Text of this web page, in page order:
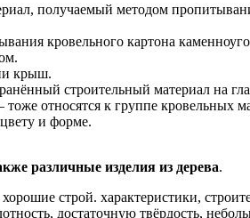
получаемый методом
кровельного картона
крыш.
строительный материал на
относятся к группе кровельных
и форме.
различные изделия из дерева.
строй. характеристики,
достаточную твёрдость,